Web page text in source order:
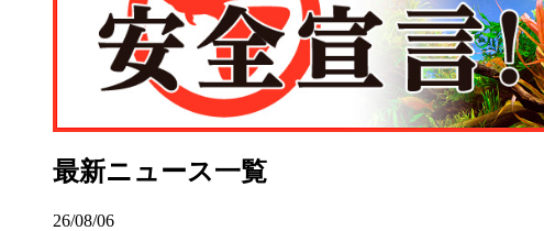
最新ニュース一覧
26/08/06